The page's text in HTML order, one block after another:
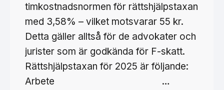
timkostnadsnormen för rättshjälpstaxan
med 3,58% – vilket motsvarar 55 kr.
Detta gäller alltså för de advokater och
jurister som är godkända för F-skatt.
Rättshjälpstaxan för 2025 är följande:
Arbete …